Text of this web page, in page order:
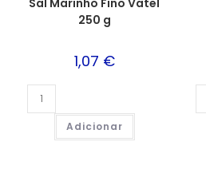
250 g
1,07 €
Adicionar